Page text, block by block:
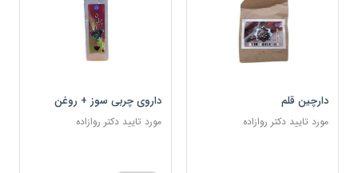
دارچین قلم
مورد تایید دکتر روازاده
داروی چربی سوز + روغن
مکمل
مورد تایید دکتر روازاده